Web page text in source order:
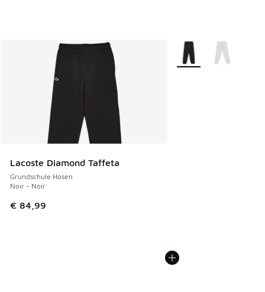
Lacoste Diamond Taffeta
Grundschule Hosen
Noir - Noir
€ 84,99
Weitere Farben